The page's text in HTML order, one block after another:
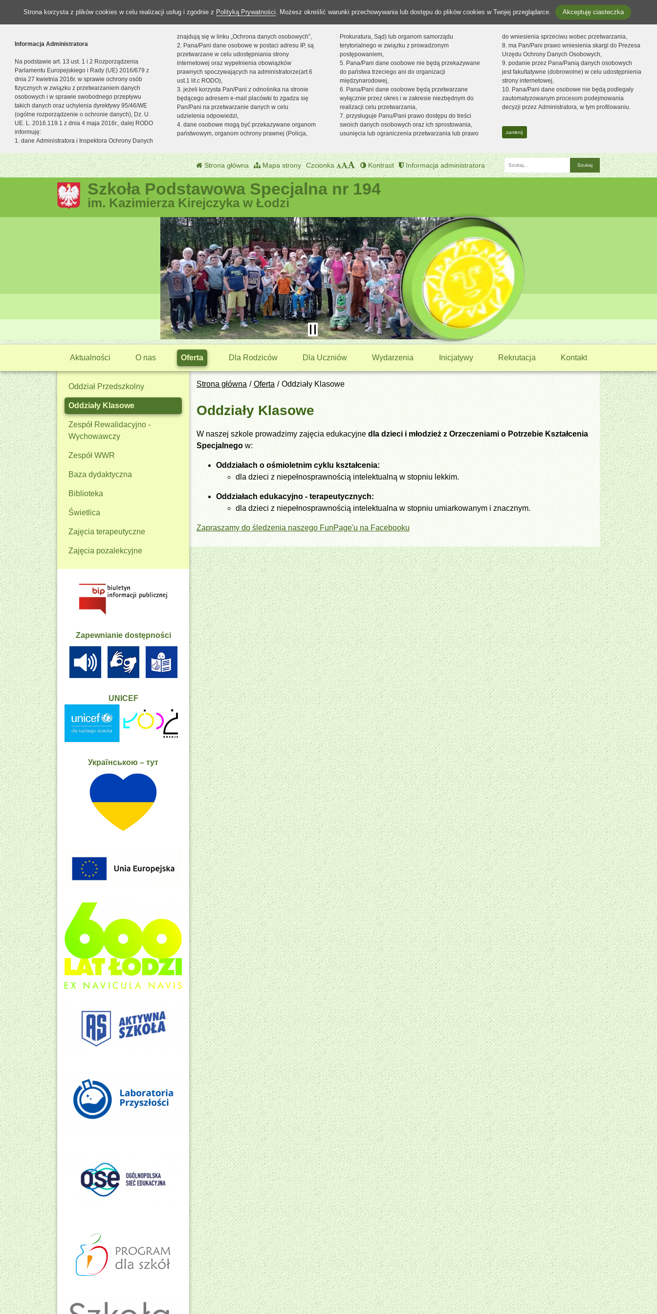
Strona korzysta z plików cookies w celu realizacji usług i zgodnie z Polityką Prywatności. Możesz określić warunki przechowywania lub dostępu do plików cookies w Twojej przeglądarce. Akceptuję ciasteczka
Informacja Administratora
Na podstawie art. 13 ust. 1 i 2 Rozporządzenia
Parlamentu Europejskiego i Rady (UE) 2016/679 z
dnia 27 kwietnia 2016r. w sprawie ochrony osób
fizycznych w związku z przetwarzaniem danych
osobowych i w sprawie swobodnego przepływu
takich danych oraz uchylenia dyrektywy 95/46/WE
(ogólne rozporządzenie o ochronie danych), Dz. U.
UE. L. 2016.119.1 z dnia 4 maja 2016r., dalej RODO
informuję:
1. dane Administratora i Inspektora Ochrony Danych
znajdują się w linku „Ochrona danych osobowych”,
2. Pana/Pani dane osobowe w postaci adresu IP, są
przetwarzane w celu udostępniania strony
internetowej oraz wypełnienia obowiązków
prawnych spoczywających na administratorze(art.6
ust.1 lit.c RODO),
3. jeżeli korzysta Pan/Pani z odnośnika na stronie
będącego adresem e-mail placówki to zgadza się
Pan/Pani na przetwarzanie danych w celu
udzielenia odpowiedzi,
4. dane osobowe mogą być przekazywane organom
państwowym, organom ochrony prawnej (Policja,
Prokuratura, Sąd) lub organom samorządu
terytorialnego w związku z prowadzonym
postępowaniem,
5. Pana/Pani dane osobowe nie będą przekazywane
do państwa trzeciego ani do organizacji
międzynarodowej,
6. Pana/Pani dane osobowe będą przetwarzane
wyłącznie przez okres i w zakresie niezbędnym do
realizacji celu przetwarzania,
7. przysługuje Panu/Pani prawo dostępu do treści
swoich danych osobowych oraz ich sprostowania,
usunięcia lub ograniczenia przetwarzania lub prawo
do wniesienia sprzeciwu wobec przetwarzania,
8. ma Pan/Pani prawo wniesienia skargi do Prezesa
Urzędu Ochrony Danych Osobowych,
9. podanie przez Pana/Panią danych osobowych
jest fakultatywne (dobrowolne) w celu udostępnienia
strony internetowej,
10. Pana/Pani dane osobowe nie będą podlegały
zautomatyzowanym procesom podejmowania
decyzji przez Administratora, w tym profilowaniu.
zamknij
Strona główna Mapa strony Czcionka Kontrast Informacja administratora
Fraza
Szkoła Podstawowa Specjalna nr 194
im. Kazimierza Kirejczyka w Łodzi
Aktualności O nas Oferta Dla Rodziców Dla Uczniów Wydarzenia Inicjatywy Rekrutacja Kontakt
Strona główna Oferta Oddziały Klasowe
Oddziały Klasowe
W naszej szkole prowadzimy zajęcia edukacyjne dla dzieci i młodzież z Orzeczeniami o Potrzebie Kształcenia
Specjalnego w:
Oddziałach o ośmioletnim cyklu kształcenia:
dla dzieci z niepełnosprawnością intelektualną w stopniu lekkim.
Oddziałach edukacyjno - terapeutycznych:
dla dzieci z niepełnosprawnością intelektualna w stopniu umiarkowanym i znacznym.
Zapraszamy do śledzenia naszego FunPage'u na Facebooku
Oddział Przedszkolny
Oddziały Klasowe
Zespół Rewalidacyjno -
Wychowawczy
Zespół WWR
Baza dydaktyczna
Biblioteka
Świetlica
Zajęcia terapeutyczne
Zajęcia pozalekcyjne
Zapewnianie dostępności
UNICEF
Українською – тут